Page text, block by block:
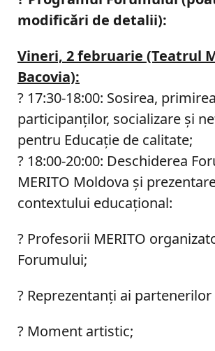
modificări de detalii):
Vineri, 2 februarie (Teatrul
Bacovia):
? 17:30-18:00: Sosirea, primirea
participanţilor, socializare şi
pentru Educaţie de calitate;
? 18:00-20:00: Deschiderea
MERITO Moldova şi
contextului educaţional:
? Profesorii MERITO
Forumului;
? Reprezentanţi ai
? Moment artistic;